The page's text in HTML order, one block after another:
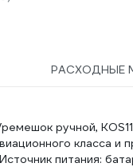
РАСХОДНЫЕ
ручной,
класса и
питания: